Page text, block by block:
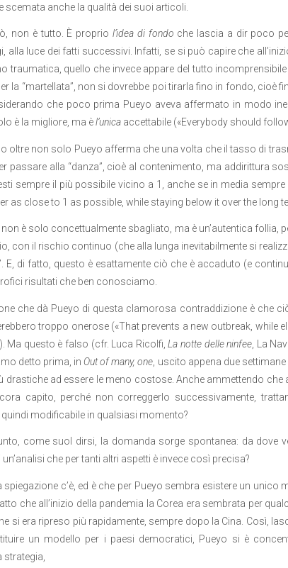
scemata anche la qualità dei suoi articoli.
non è tutto. È proprio l’idea di fondo che lascia a dir poco
alla luce dei fatti successivi. Infatti, se si può capire che
traumatica, quello che invece appare del tutto
la “martellata”, non si dovrebbe poi tirarla fino in fondo, cioè
che poco prima Pueyo aveva affermato in modo
è la migliore, ma èl’unica accettabile («Everybody should
oltre non solo Pueyo afferma che una volta che il tasso di
passare alla “danza”, cioè al contenimento, ma addirittura
sempre il più possibile vicino a 1, anche se in media
as close to 1 as possible, while staying below it over the long
è solo concettualmente sbagliato, ma è un’autentica follia,
con il rischio continuo (che alla lunga inevitabilmente si
E, di fatto, questo è esattamente ciò che è accaduto (e
risultati che ben conosciamo.
che dà Pueyo di questa clamorosa contraddizione è che
troppo onerose («That prevents a new outbreak, while
Ma questo è falso (cfr. Luca Ricolfi,La notte delle ninfee , La
detto prima, in Out of many, one , uscito appena due
drastiche ad essere le meno costose. Anche ammettendo
capito, perché non correggerlo successivamente,
quindi modificabile in qualsiasi momento?
come suol dirsi, la domanda sorge spontanea: da dove
un’analisi che per tanti altri aspetti è invece così precisa?
spiegazione c’è, ed è che per Pueyo sembra esistere un
che all’inizio della pandemia la Corea era sembrata per
si era ripreso più rapidamente, sempre dopo la Cina. Così,
un modello per i paesi democratici, Pueyo si è
strategia,